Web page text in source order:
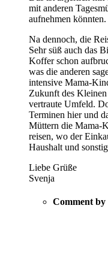
mit anderen
aufnehmen
Na dennoch, die
Sehr süß auch das
Koffer schon
was die anderen
intensive Mama-
Zukunft des
vertraute Umfeld.
Terminen hier und
Müttern die Mama-
reisen, wo der
Haushalt und
Liebe Grüße
Svenja
Comment